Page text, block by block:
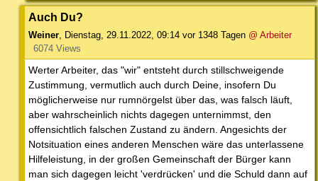
Auch Du?
Weiner Dienstag, 29.11.2022, 09:14 vor 1348 Tagen @ Arbeiter
6074 Views
Werter Arbeiter, das "wir" entsteht durch stillschweigende
Zustimmung, vermutlich auch durch Deine, insofern Du
möglicherweise nur rumnörgelst über das, was falsch läuft,
aber wahrscheinlich nichts dagegen unternimmst, den
offensichtlich falschen Zustand zu ändern. Angesichts der
Notsituation eines anderen Menschen wäre das unterlassene
Hilfeleistung, in der großen Gemeinschaft der Bürger kann
man sich dagegen leicht 'verdrücken' und die Schuld dann auf